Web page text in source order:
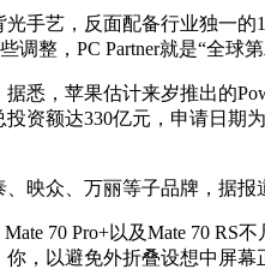
艺，反面配备行业独一的
整，PC Partner就是“全球
，苹果估计来岁推出的
资额达330亿元，申请日期
众、万丽等子品牌，据报
70 Pro+以及Mate 70 RS
，以避免外折叠设想中屏